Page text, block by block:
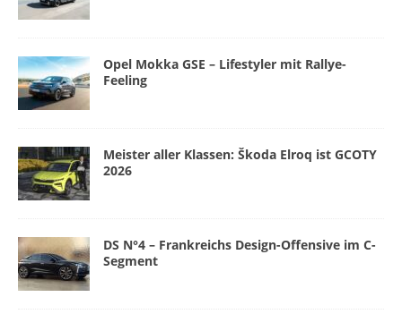
Opel Mokka GSE – Lifestyler mit Rallye-
Feeling
Meister aller Klassen: Škoda Elroq ist GCOTY
2026
DS N°4 – Frankreichs Design-Offensive im C-
Segment